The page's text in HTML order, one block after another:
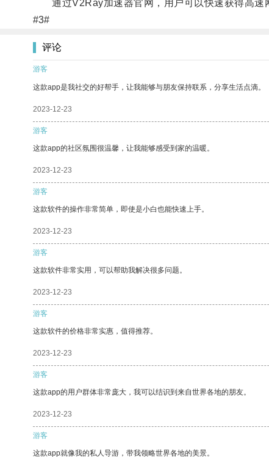
通过V2Ray加速器官网，用户可以快速获得高速
#3#
评论
游客
这款app是我社交的好帮手，让我能够与朋友保持联系，分享生活点滴。
2023-12-23
游客
这款app的社区氛围很温馨，让我能够感受到家的温暖。
2023-12-23
游客
这款软件的操作非常简单，即使是小白也能快速上手。
2023-12-23
游客
这款软件非常实用，可以帮助我解决很多问题。
2023-12-23
游客
这款软件的价格非常实惠，值得推荐。
2023-12-23
游客
这款app的用户群体非常庞大，我可以结识到来自世界各地的朋友。
2023-12-23
游客
这款app就像我的私人导游，带我领略世界各地的美景。